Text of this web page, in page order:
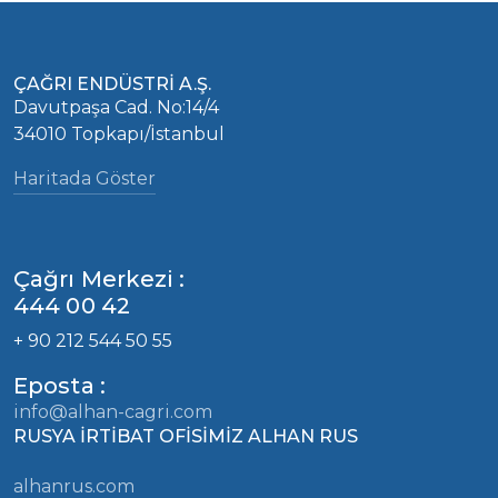
ÇAĞRI ENDÜSTRİ A.Ş.
Davutpaşa Cad. No:14/4
34010 Topkapı/İstanbul
Haritada Göster
Çağrı Merkezi :
444 00 42
+ 90 212 544 50 55
Eposta :
info@alhan-cagri.com
RUSYA İRTİBAT OFİSİMİZ ALHAN RUS
alhanrus.com